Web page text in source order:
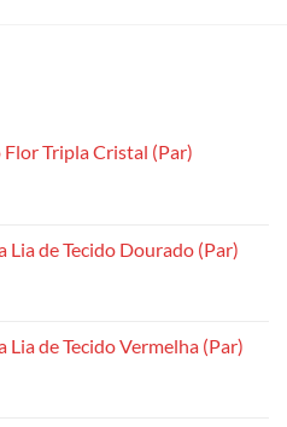
na
na
Tripla Cristal (Par)
de Tecido Dourado (Par)
de Tecido Vermelha (Par)